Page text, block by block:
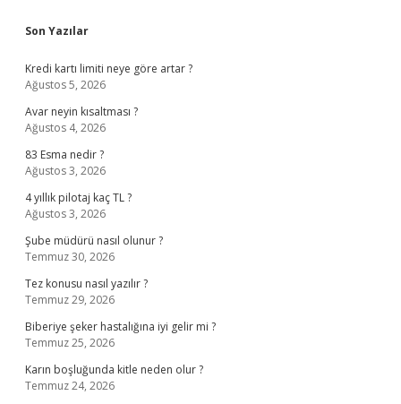
Sidebar
Son Yazılar
Kredi kartı limiti neye göre artar ?
Ağustos 5, 2026
Avar neyin kısaltması ?
Ağustos 4, 2026
83 Esma nedir ?
Ağustos 3, 2026
4 yıllık pilotaj kaç TL ?
Ağustos 3, 2026
Şube müdürü nasıl olunur ?
Temmuz 30, 2026
Tez konusu nasıl yazılır ?
Temmuz 29, 2026
Biberiye şeker hastalığına iyi gelir mi ?
Temmuz 25, 2026
Karın boşluğunda kitle neden olur ?
Temmuz 24, 2026